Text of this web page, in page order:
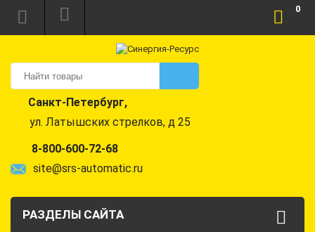
Санкт-Петербург,
ул. Латышских стрелков, д 25
8-800-600-72-68
site@srs-automatic.ru
0
РАЗДЕЛЫ САЙТА